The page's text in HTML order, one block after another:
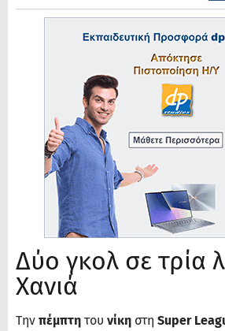
Δύο γκολ σε τρία
Χανιά
Την πέμπτη του νίκη στη Super